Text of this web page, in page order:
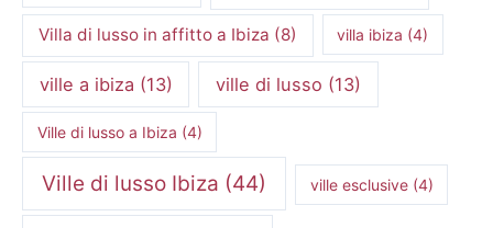
Villa di lusso in affitto a Ibiza (8) villa ibiza (4)
ville a ibiza (13) ville di lusso (13)
Ville di lusso a Ibiza (4)
Ville di lusso Ibiza (44) ville esclusive(4)